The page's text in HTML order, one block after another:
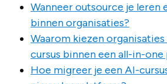
Wanneer outsource je leren
binnen organisaties?
Waarom kiezen
cursus binnen een all-in-
Hoe migreer je een AI-